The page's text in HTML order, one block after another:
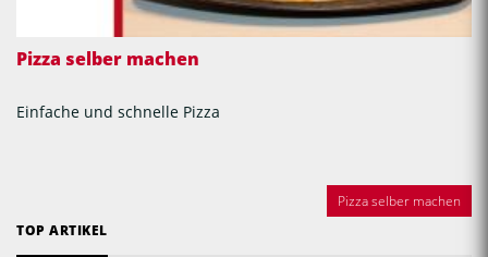
Pizza selber machen
Einfache und schnelle Pizza
Pizza selber machen
TOP ARTIKEL